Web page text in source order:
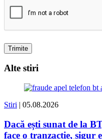
Alte stiri
Stiri | 05.08.2026
Dacă ești sunat de la
face o tranzacție, sigur